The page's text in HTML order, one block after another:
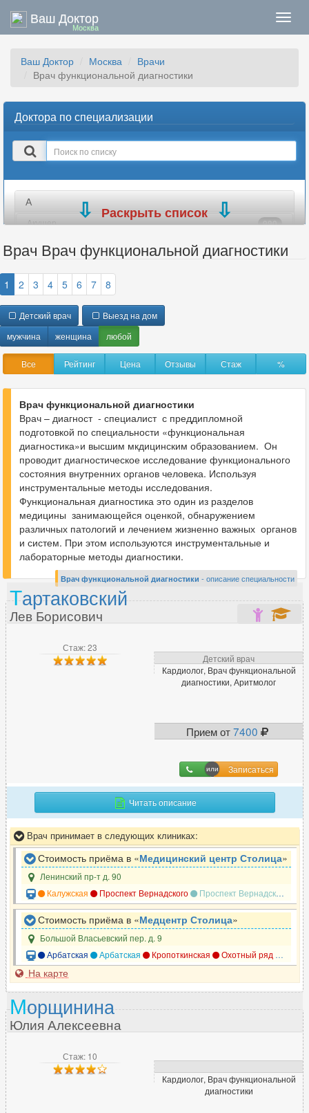
Ваш Доктор
Москва
Ваш Доктор Москва
Врачи
Врач функциональной диагностики
Доктора по специализации
Поиск
в
А
Акушер 990
Аллерголог
Андролог
Анестезиолог
Анестезиолог-реаниматолог
Аритмолог 32
Артролог 70
Б
Бариатрический хирург 33
В
Вегетолог
Венеролог 354
Вертебролог
Врач ЛФК 153
Врач МРТ
Врач скорой помощи 6
Врач функциональной диагностики
14
64
Гериатр (геронтолог) 7
Гинеколог 1399
Гирудотерапевт 58
Гнатолог 242
Д
Дерматовенеролог
Дерматолог
Дефектолог 31
Диабетолог
Диетолог 178
Иммунолог 147
71
Раскрыть список
Врач Врач функциональной диагностики
1 2 3 4 5 6 7 8
Детский врач
Выезд на дом
мужчина
женщина любой
Все Рейтинг Цена Отзывы Стаж %
Врач функциональной диагностики
Врач – диагност - специалист с преддипломной
подготовкой по специальности «функциональная
диагностика»и высшим мкдицинским образованием. Он
проводит диагностическое исследование функционального
состояния внутренних органов человека. Используя
инструментальные методы исследования.
Функциональная диагностика это один из разделов
медицины занимающейся оценкой, обнаружением
различных патологий и лечением жизненно важных органов
и систем. При этом используются инструментальные и
лабораторные методы диагностики.
Врач функциональной диагностики - описание специальности
Стаж: 23
Детский врач
Кардиолог, Врач функциональной
диагностики, Аритмолог
Прием от7400
Записаться
Тартаковский
Лев Борисович
Читать описание
Врач принимает в следующих клиниках:
Стоимость приёма в «Медицинский центр Столица»
Ленинский пр-т д. 90
Калужская
Проспект Вернадского Проспект Вернадского
Стоимость приёма в «Медцентр Столица»
Большой Власьевский пер. д. 9
Арбатская
Арбатская Кропоткинская Охотный ряд
На карте
Стаж: 10
Кардиолог, Врач функциональной
диагностики
Морщинина
Юлия Алексеевна